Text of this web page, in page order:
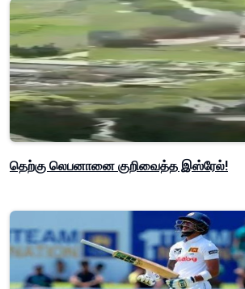
தெற்கு லெபனானை குறிவைத்த இஸ்ரேல்!